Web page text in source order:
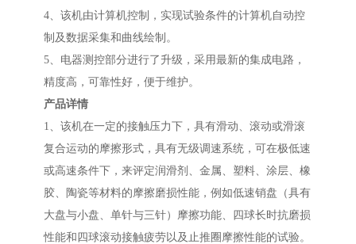
4、该机由计算机控制，实现试验条件的计算机自动控
制及数据采集和曲线绘制。
5、电器测控部分进行了升级，采用最新的集成电路，
精度高，可靠性好，便于维护。
产品详情
1、该机在一定的接触压力下，具有滑动、滚动或滑滚
复合运动的摩擦形式，具有无级调速系统，可在极低速
或高速条件下，来评定润滑剂、金属、塑料、涂层、橡
胶、陶瓷等材料的摩擦磨损性能，例如低速销盘（具有
大盘与小盘、单针与三针）摩擦功能、四球长时抗磨损
性能和四球滚动接触疲劳以及止推圈摩擦性能的试验。